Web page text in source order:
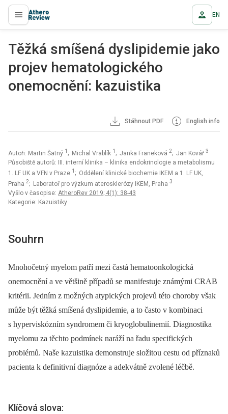
proLékaře.cz EN
Těžká smíšená dyslipidemie jako
projev hematologického
onemocnění: kazuistika
Stáhnout PDF English info
Autoři: Martin Šatný 1 ; Michal Vrablík 1 ; Janka Franeková 2; Jan Kovář 3
Působiště autorů: III. interní klinika – klinika endokrinologie a metabolismu
1. LF UK a VFN v Praze 1 ; Oddělení klinické biochemie IKEM a 1. LF UK,
Praha 2; Laboratoř pro výzkum aterosklerózy IKEM, Praha 3
Vyšlo v časopise: AtheroRev 2019; 4(1): 38-43
Kategorie: Kazuistiky
Souhrn
Mnohočetný myelom patří mezi častá hematoonkologická
onemocnění a ve většině případů se manifestuje známými CRAB
kritérii. Jedním z možných atypických projevů této choroby však
může být těžká smíšená dyslipidemie, a to často v kombinaci
s hyperviskózním syndromem či kryoglobulinemií. Diagnostika
myelomu za těchto podmínek naráží na řadu specifických
problémů. Naše kazuistika demonstruje složitou cestu od příznaků
pacienta k definitivní diagnóze a adekvátně zvolené léčbě.
Klíčová slova: